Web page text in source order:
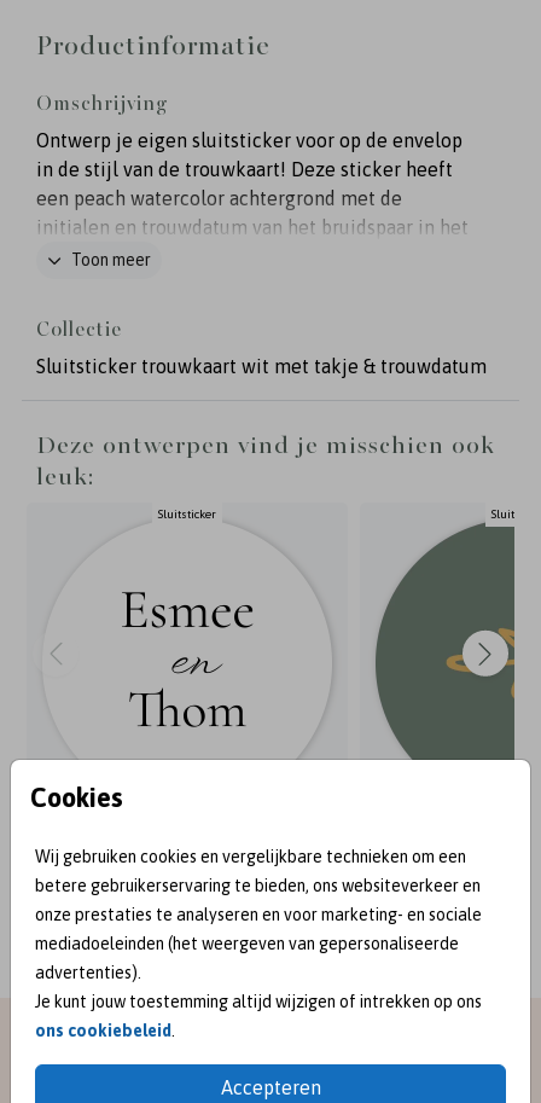
Cookies
Wij gebruiken cookies en vergelijkbare technieken om een
betere gebruikerservaring te bieden, ons websiteverkeer en
onze prestaties te analyseren en voor marketing- en sociale
mediadoeleinden (het weergeven van gepersonaliseerde
advertenties).
Je kunt jouw toestemming altijd wijzigen of intrekken op ons
ons cookiebeleid
Accepteren
Productinformatie
Omschrijving
Ontwerp je eigen sluitsticker voor op de envelop
in de stijl van de trouwkaart! Deze sticker heeft
een peach watercolor achtergrond met de
initialen en trouwdatum van het bruidspaar in het
goud. Pas de kleuren van de sticker zelf naar wens
Toon meer
Collectie
Sluitsticker trouwkaart wit met takje & trouwdatum
Deze ontwerpen vind je misschien ook
leuk:
Sluitsticker
BEKEND VAN:
meet me on